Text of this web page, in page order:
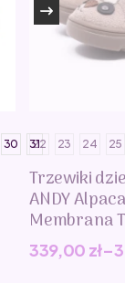
30
31
22 23 24 25
Trzewiki
ANDY
Membrana
339,00 zł–